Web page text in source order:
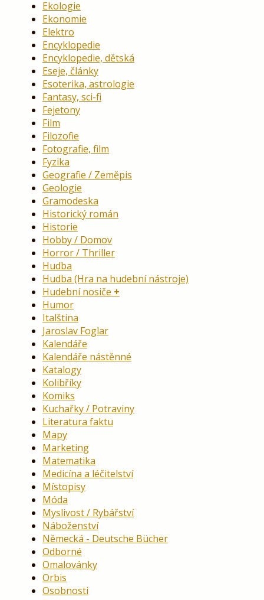
Ekologie
Ekonomie
Elektro
Encyklopedie
Encyklopedie, dětská
Eseje, články
Esoterika, astrologie
Fantasy, sci-fi
Fejetony
Film
Filozofie
Fotografie, film
Fyzika
Geografie / Zeměpis
Geologie
Gramodeska
Historický román
Historie
Hobby / Domov
Horror / Thriller
Hudba
Hudba (Hra na hudební nástroje)
Hudební nosiče
Humor
Italština
Jaroslav Foglar
Kalendáře
Kalendáře nástěnné
Katalogy
Kolibříky
Komiks
Kuchařky / Potraviny
Literatura faktu
Mapy
Marketing
Matematika
Medicína a léčitelství
Místopisy
Móda
Myslivost / Rybářství
Náboženství
Německá - Deutsche Bücher
Odborné
Omalovánky
Orbis
Osobnosti